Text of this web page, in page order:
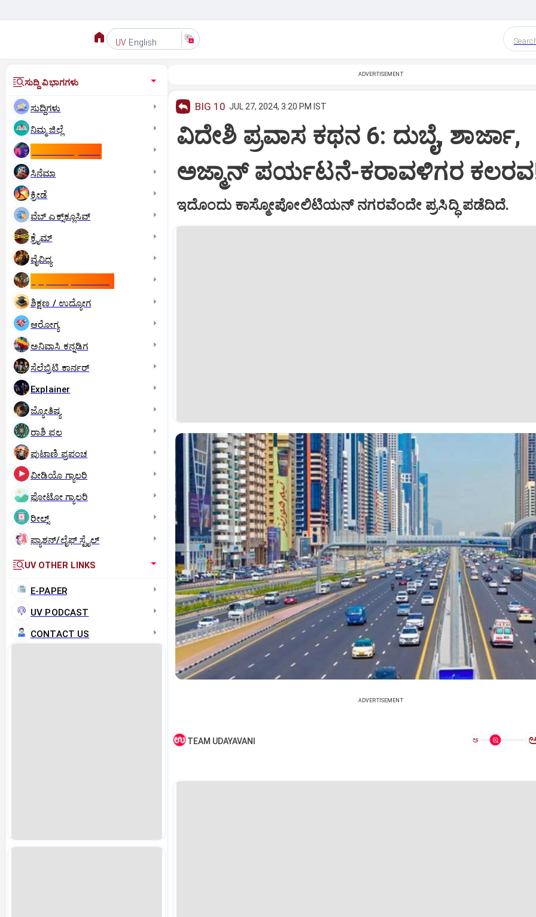
UV English
ಸುದ್ದಿ ವಿಭಾಗಗಳು
ಸುದ್ದಿಗಳು
ನಿಮ್ಮ ಜಿಲ್ಲೆ
ಸಿನೆಮಾ
ಕ್ರೀಡೆ
ವೆಬ್ ಎಕ್ಸ್‌ಕ್ಲೂಸಿವ್
ಕ್ರೈಮ್
ವೈವಿಧ್ಯ
ಶಿಕ್ಷಣ / ಉದ್ಯೋಗ
ಆರೋಗ್ಯ
ಅನಿವಾಸಿ ಕನ್ನಡಿಗ
ಸೆಲೆಬ್ರಿಟಿ ಕಾರ್ನರ್‌
Explainer
ಜ್ಯೋತಿಷ್ಯ
ರಾಶಿ ಫಲ
ಪುಟಾಣಿ ಪ್ರಪಂಚ
ವೀಡಿಯೊ ಗ್ಯಾಲರಿ
ಫೋಟೋ ಗ್ಯಾಲರಿ
ರೀಲ್ಸ್
ಫ್ಯಾಶನ್/ಲೈಫ್‌ ಸ್ಟೈಲ್
UV OTHER LINKS
E-PAPER
UV PODCAST
CONTACT US
ADVERTISEMENT
BIG 10 JUL 27, 2024, 3:20 PM IST
ವಿದೇಶಿ ಪ್ರವಾಸ ಕಥನ 6: ದುಬೈ, ಶಾರ್ಜಾ,
ಅಜ್ಮಾನ್ ಪರ್ಯಟನೆ-ಕರಾವಳಿಗರ
ಇದೊಂದು ಕಾಸ್ಮೇೂಪೇೂಲಿಟಿಯನ್ ನಗರವೆಂದೇ ಪ್ರಸಿದ್ಧಿ ಪಡೆದಿದೆ.‌
ADVERTISEMENT
TEAM UDAYAVANI ಅ